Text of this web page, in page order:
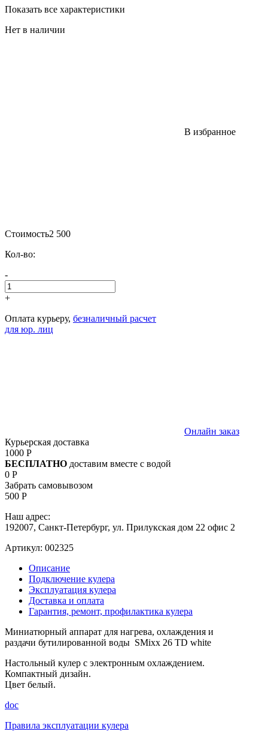
Показать все характеристики
Нет в наличии
В избранное
Стоимость2 500
Кол-во:
-
+
Оплата курьеру, безналичный расчет
для юр. лиц
Онлайн заказ
Курьерская доставка
1000 Р
БЕСПЛАТНО доставим вместе с водой
0 Р
Забрать самовывозом
500 Р
Наш адрес:
192007, Санкт-Петербург, ул. Прилукская дом 22 офис 2
Артикул: 002325
Описание
Подключение кулера
Эксплуатация кулера
Доставка и оплата
Гарантия, ремонт, профилактика кулера
Миниатюрный аппарат для нагрева, охлаждения и
раздачи бутилированной воды SMixx 26 TD white
Настольный кулер с электронным охлаждением.
Компактный дизайн.
Цвет белый.
doc
Правила эксплуатации кулера